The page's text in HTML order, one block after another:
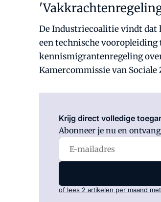
De Industriecoalitie vindt dat
een technische vooropleiding
kennismigrantenregeling
Kamercommissie van Sociale
Krijg direct volledige
Abonneer je nu en ontvang
of lees 2 artikelen per maand